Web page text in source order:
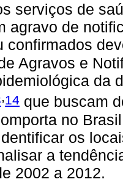
serviços de
agravo de
confirmados
Agravos e
da
,14 que buscam
no
os
a
2002 a 2012.